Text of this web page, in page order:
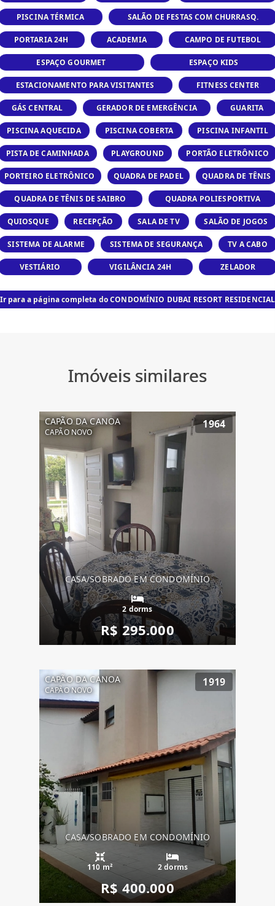
PISCINA TÉRMICA SALÃO DE FESTAS COM CHURRASQ.
PORTARIA 24H ACADEMIA CAMPO DE FUTEBOL
ESPAÇO GOURMET ESPAÇO KIDS
ESTACIONAMENTO PARA VISITANTES FITNESS CENTER
GÁS CENTRAL GERADOR DE EMERGÊNCIA GUARITA
PISCINA AQUECIDA PISCINA COBERTA PISCINA INFANTIL
PISTA DE CAMINHADA PLAYGROUND PORTÃO ELETRÔNICO
PORTEIRO ELETRÔNICO QUADRA DE PADEL QUADRA DE TÊNIS
QUADRA DE TÊNIS DE SAIBRO QUADRA POLIESPORTIVA
QUIOSQUE RECEPÇÃO SALA DE TV SALÃO DE JOGOS
SISTEMA DE ALARME SISTEMA DE SEGURANÇA TV A CABO
VESTIÁRIO VIGILÂNCIA 24H ZELADOR
Ir para a página completa do CONDOMÍNIO DUBAI RESORT RESIDENCIAL
Imóveis similares
CAPÃO DA CANOA
CAPÃO NOVO
1964
CASA/SOBRADO EM CONDOMÍNIO
2 dorms
R$ 295.000
CAPÃO DA CANOA
CAPÃO NOVO
1919
CASA/SOBRADO EM CONDOMÍNIO
110 m² 2 dorms
R$ 400.000